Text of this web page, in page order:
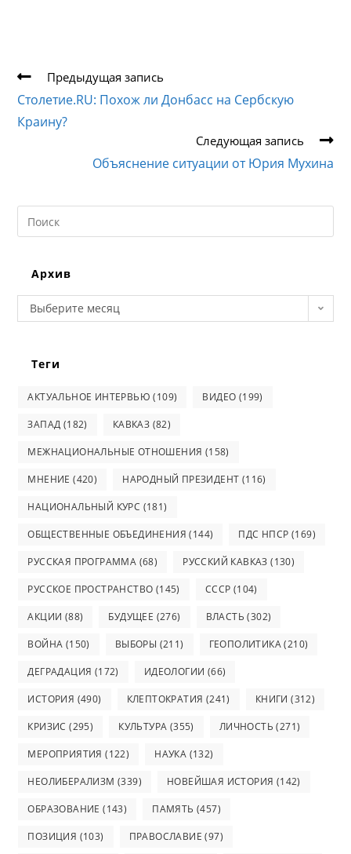
Еще
статьи
Предыдущая запись
Столетие.RU: Похож ли Донбасс на Сербскую
Краину?
Следующая запись
Объяснение ситуации от Юрия Мухина
Search
this
Архив
Архив
Выберите месяц
Теги
АКТУАЛЬНОЕ ИНТЕРВЬЮ (109) ВИДЕО (199)
ЗАПАД (182) КАВКАЗ (82)
МЕЖНАЦИОНАЛЬНЫЕ ОТНОШЕНИЯ (158)
МНЕНИЕ (420) НАРОДНЫЙ ПРЕЗИДЕНТ (116)
НАЦИОНАЛЬНЫЙ КУРС (181)
ОБЩЕСТВЕННЫЕ ОБЪЕДИНЕНИЯ (144) ПДС НПСР (169)
РУССКАЯ ПРОГРАММА (68) РУССКИЙ КАВКАЗ (130)
РУССКОЕ ПРОСТРАНСТВО (145) СССР (104)
АКЦИИ (88) БУДУЩЕЕ (276) ВЛАСТЬ (302)
ВОЙНА (150) ВЫБОРЫ (211) ГЕОПОЛИТИКА(210)
ДЕГРАДАЦИЯ (172) ИДЕОЛОГИИ (66)
ИСТОРИЯ (490) КЛЕПТОКРАТИЯ (241) КНИГИ (312)
КРИЗИС (295) КУЛЬТУРА (355) ЛИЧНОСТЬ (271)
МЕРОПРИЯТИЯ (122) НАУКА (132)
НЕОЛИБЕРАЛИЗМ (339) НОВЕЙШАЯ ИСТОРИЯ (142)
ОБРАЗОВАНИЕ (143) ПАМЯТЬ (457)
ПОЗИЦИЯ (103) ПРАВОСЛАВИЕ (97)